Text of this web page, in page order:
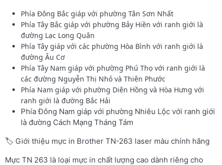
Phía Đông Bắc giáp với phường Tân Sơn Nhất
Phía Tây Bắc giáp với phường Bảy Hiền với ranh giới là
đường Lạc Long Quân
Phía Tây giáp với các phường Hòa Bình với ranh giới là
đường Âu Cơ
Phía Tây Nam giáp với phường Phú Thọ với ranh giới là
các đường Nguyễn Thị Nhỏ và Thiên Phước
Phía Nam giáp với phường Diên Hồng và Hòa Hưng với
ranh giới là đường Bắc Hải
Phía Đông Nam giáp với phường Nhiêu Lộc với ranh giới
là đường Cách Mạng Tháng Tám
🏷️ Giới thiệu mực in Brother TN-263 laser màu chính hãng
Mực TN 263 là loại mực in chất lượng cao dành riêng cho